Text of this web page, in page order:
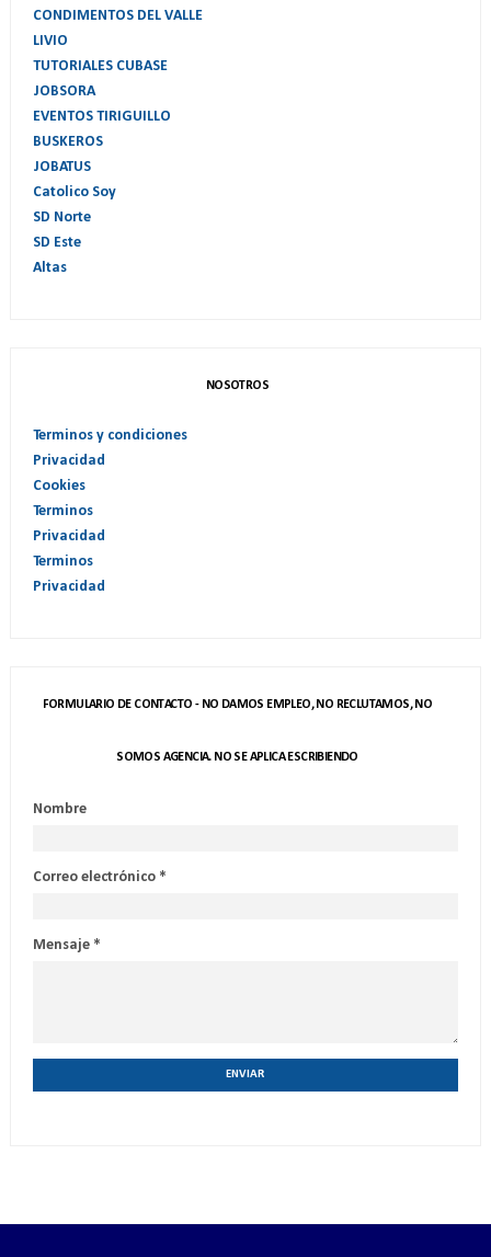
CONDIMENTOS DEL VALLE
LIVIO
TUTORIALES CUBASE
JOBSORA
EVENTOS TIRIGUILLO
BUSKEROS
JOBATUS
Catolico Soy
SD Norte
SD Este
Altas
NOSOTROS
Terminos y condiciones
Privacidad
Cookies
Terminos
Privacidad
Terminos
Privacidad
FORMULARIO DE CONTACTO - NO DAMOS EMPLEO, NO RECLUTAMOS, NO
SOMOS AGENCIA. NO SE APLICA ESCRIBIENDO
Nombre
Correo electrónico *
Mensaje *